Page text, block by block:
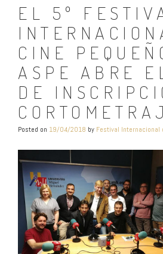
EL 5º
CINE
ASPE ABRE
DE
Posted on 19/04/2018 by Festival Internacional